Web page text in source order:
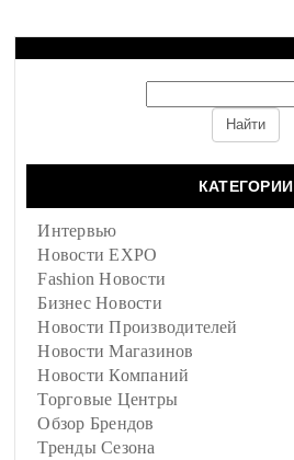
КАТЕГОРИИ
Интервью
Новости EXPO
Fashion Новости
Бизнес Новости
Новости Производителей
Новости Магазинов
Новости Компаний
Торговые Центры
Обзор Брендов
Тренды Сезона